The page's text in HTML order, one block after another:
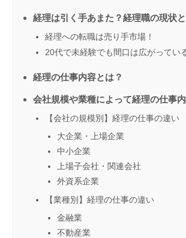
経理は引く手あまた？経理職の現状
経理への転職は売り手市場！
20代で未経験でも間口は広がってい
経理の仕事内容とは？
会社規模や業種によって経理の仕事
【会社の規模別】経理の仕事の違い
大企業・上場企業
中小企業
上場子会社・関連会社
外資系企業
【業種別】経理の仕事の違い
金融業
不動産業